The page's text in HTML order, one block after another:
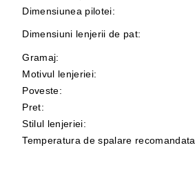
Dimensiunea pilotei:
Dimensiuni lenjerii de pat:
Gramaj:
Motivul lenjeriei:
Poveste:
Pret:
Stilul lenjeriei:
Temperatura de spalare recomandata